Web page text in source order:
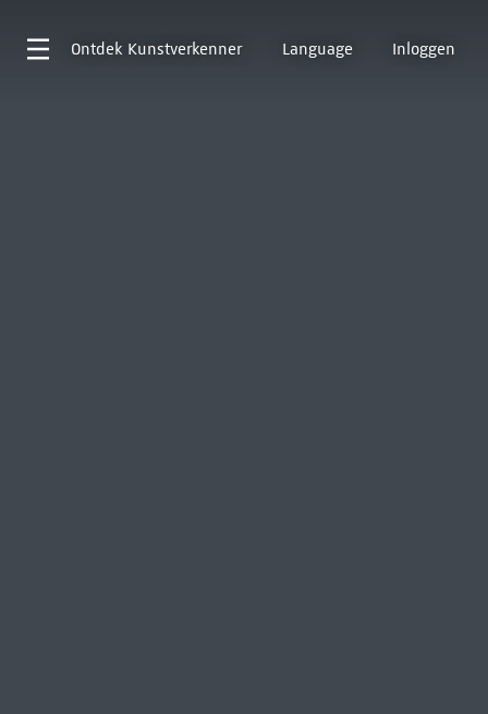
Ontdek Kunstverkenner Language Inloggen